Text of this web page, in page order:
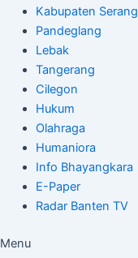
Kabupaten Serang
Pandeglang
Lebak
Tangerang
Cilegon
Hukum
Olahraga
Humaniora
Info Bhayangkara
E-Paper
Radar Banten TV
Menu